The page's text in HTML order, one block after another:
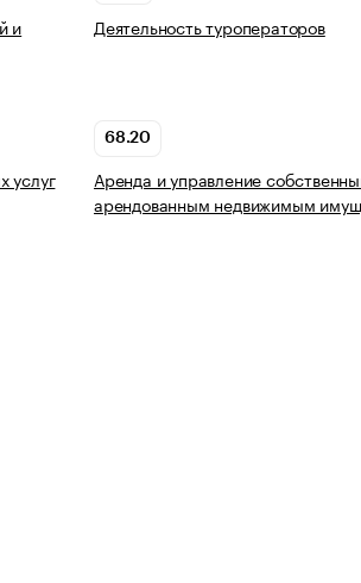
и
Деятельность туроператоров
услуг
68.20
Аренда и управление
арендованным недвижимым